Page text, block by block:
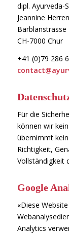
dipl. Ayurveda-
Jeannine Herren
Barblanstrasse
CH-7000 Chur
+41 (0)79 286
Für die
können wir
übernimmt
Richtigkeit,
Vollständigkeit
Google
«Diese
Analytics